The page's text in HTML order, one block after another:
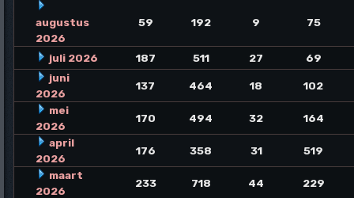
augustus
2026
59 192 9 75
juli 2026 187 511 27
69
juni
2026
137 464 18
102
mei
2026
170 494 32
164
april
2026
176 358 31
519
maart
2026
233 718 44
229